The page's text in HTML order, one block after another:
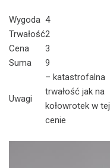
Wygoda 4
Trwałość2
Cena
3
Suma
9
Uwagi
– katastrofalna
trwałość jak na
kołowrotek w tej
cenie